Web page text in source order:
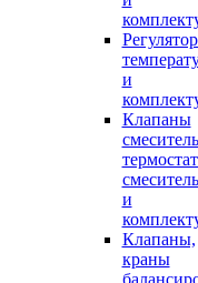
и
Клапаны
и
Клапаны,
краны